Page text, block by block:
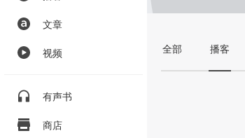
文章
视频
有声书
商店
全部 播客